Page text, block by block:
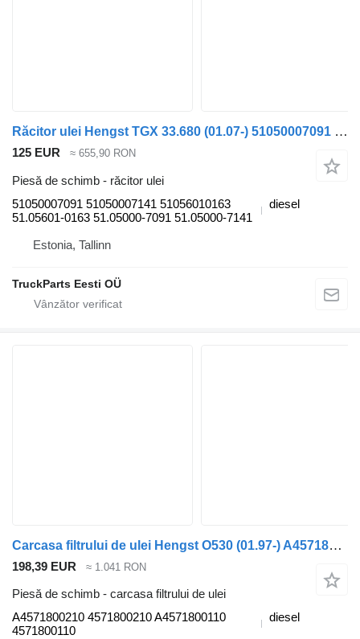
Răcitor ulei Hengst TGX 33.680 (01.07-) 51050007091 pentru cap tractor MAN TGL, TGM, TGS, TGX (2005-2021)
125 EUR ≈ 655,90 RON
Piesă de schimb - răcitor ulei
51050007091 51050007141 51056010163
51.05601-0163 51.05000-7091 51.05000-7141
diesel
Estonia, Tallinn
TruckParts Eesti OÜ
Carcasa filtrului de ulei Hengst O530 (01.97-) A4571800210 pentru autobuz Mercedes-Benz Bus II (1996-)
198,39 EUR ≈ 1.041 RON
Piesă de schimb - carcasa filtrului de ulei
A4571800210 4571800210 A4571800110
4571800110
diesel